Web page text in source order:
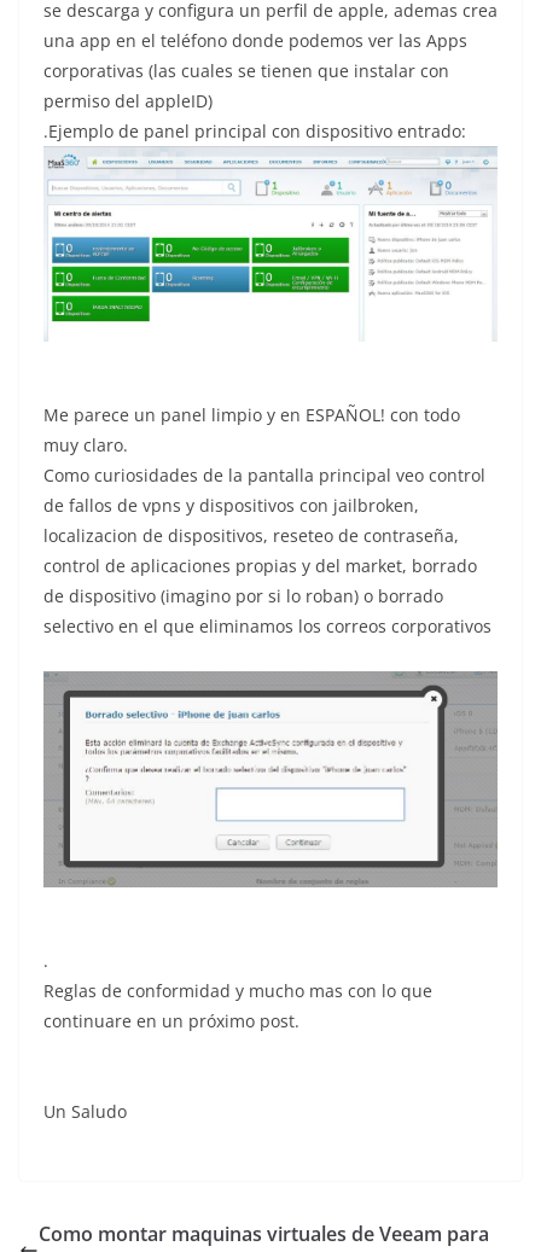
se descarga y configura un perfil de apple, ademas crea
una app en el teléfono donde podemos ver las Apps
corporativas (las cuales se tienen que instalar con
permiso del appleID)
.Ejemplo de panel principal con dispositivo entrado:
Me parece un panel limpio y en ESPAÑOL! con todo
muy claro.
Como curiosidades de la pantalla principal veo control
de fallos de vpns y dispositivos con jailbroken,
localizacion de dispositivos, reseteo de contraseña,
control de aplicaciones propias y del market, borrado
de dispositivo (imagino por si lo roban) o borrado
selectivo en el que eliminamos los correos corporativos
.
Reglas de conformidad y mucho mas con lo que
continuare en un próximo post.
Un Saludo
Como montar maquinas virtuales de Veeam para